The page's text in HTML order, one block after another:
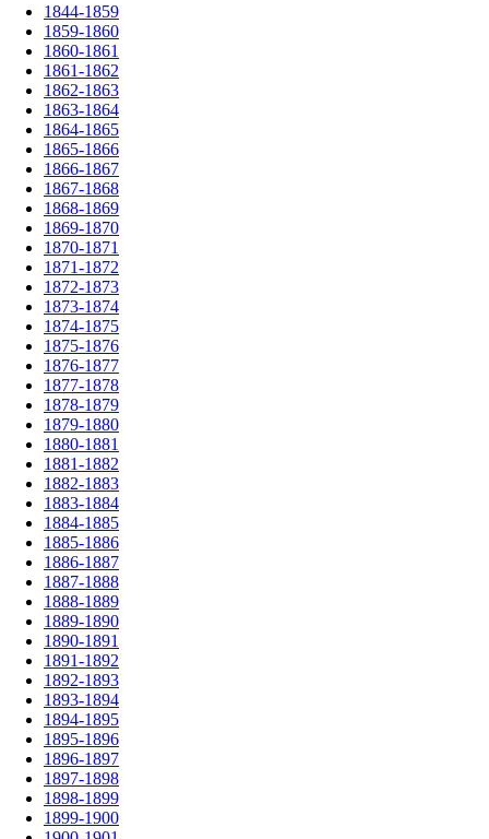
1844-1859
1859-1860
1860-1861
1861-1862
1862-1863
1863-1864
1864-1865
1865-1866
1866-1867
1867-1868
1868-1869
1869-1870
1870-1871
1871-1872
1872-1873
1873-1874
1874-1875
1875-1876
1876-1877
1877-1878
1878-1879
1879-1880
1880-1881
1881-1882
1882-1883
1883-1884
1884-1885
1885-1886
1886-1887
1887-1888
1888-1889
1889-1890
1890-1891
1891-1892
1892-1893
1893-1894
1894-1895
1895-1896
1896-1897
1897-1898
1898-1899
1899-1900